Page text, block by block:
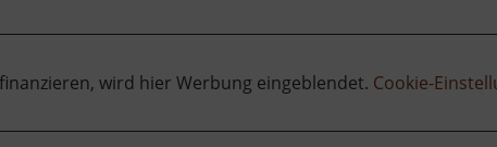
wird hier Werbung eingeblendet. Cookie-